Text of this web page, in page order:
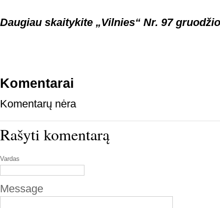
Daugiau skaitykite „Vilnies“ Nr. 97
Komentarai
Komentarų nėra
Rašyti komentarą
Vardas
Message